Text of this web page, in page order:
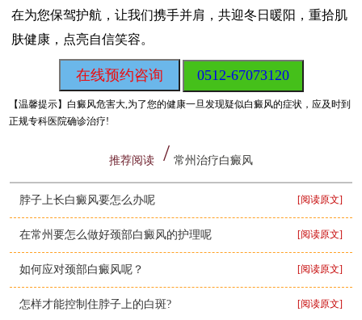
在为您保驾护航，让我们携手并肩，共迎冬日暖阳，重拾肌
肤健康，点亮自信笑容。
在线预约咨询 0512-67073120
【温馨提示】白癜风危害大,为了您的健康一旦发现疑似白癜风的症状，应及时到
正规专科医院确诊治疗!
推荐阅读 常州治疗白癜风
脖子上长白癜风要怎么办呢 [阅读原文]
在常州要怎么做好颈部白癜风的护理呢 [阅读原文]
如何应对颈部白癜风呢？ [阅读原文]
怎样才能控制住脖子上的白斑? [阅读原文]